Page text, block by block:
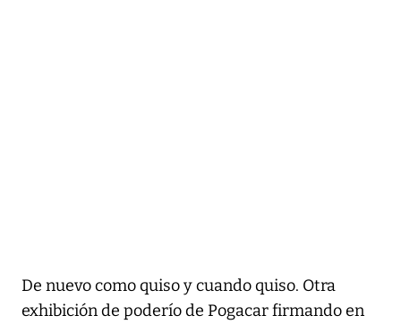
De nuevo como quiso y cuando quiso. Otra
exhibición de poderío de Pogacar firmando en